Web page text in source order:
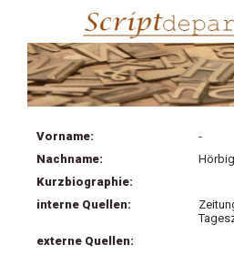
Vorname:
-
Nachname:
Kurzbiographie:
interne Quellen:
externe Quellen: